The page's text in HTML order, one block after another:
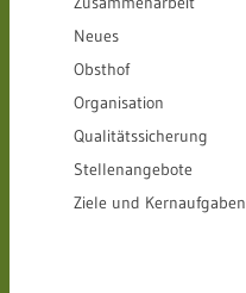
Neues
Obsthof
Organisation
Qualitätssicherung
Stellenangebote
Ziele und Kernaufgaben